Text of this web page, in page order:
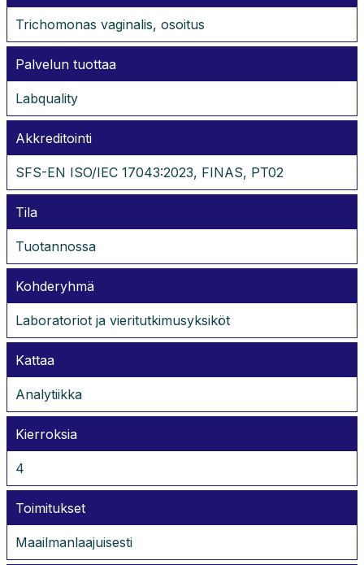
Trichomonas vaginalis, osoitus
Palvelun tuottaa
Labquality
Akkreditointi
SFS-EN ISO/IEC 17043:2023, FINAS, PT02
Tila
Tuotannossa
Kohderyhmä
Laboratoriot ja vieritutkimusyksiköt
Kattaa
Analytiikka
Kierroksia
4
Toimitukset
Maailmanlaajuisesti